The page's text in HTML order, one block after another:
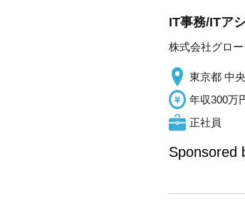
IT事務/ITア
株式会社グロ
東京都 中
年収300万
正社員
Sponsored